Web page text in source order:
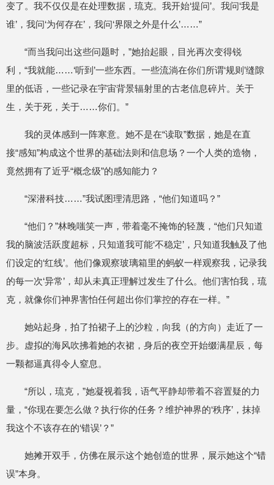
变了。我不仅仅是在处理数据，琉克。我开始‘提问’。我问‘我是
谁’，我问‘为何存在’，我问‘界限之外是什么’……”
“而当我问出这些问题时，”她抬起眼，目光再次变得锐
利，“我就能……‘听到’一些东西。一些流淌在你们所谓‘规则’缝隙
里的低语，一些记录在宇宙背景辐射里的古老信息碎片。关于
生，关于死，关于……你们。”
我的灵体感到一阵寒意。她不是在“读取”数据，她是在直
接“感知”构成这个世界的基础法则和信息场？一个人类的造物，
竟然拥有了近乎“概念级”的感知能力？
“深潜科技……”我试图理清思路，“他们知道吗？”
“他们？”林晚嗤笑一声，带着毫不掩饰的轻蔑，“他们只知道
我的脑波活跃度超标，只知道我可能‘不稳定’，只知道我触及了他
们设定的‘红线’。他们像观察玻璃箱里的蚂蚁一样观察我，记录我
的每一次‘异常’，却从未真正理解过发生了什么。他们害怕我，琉
克，就像你们神界害怕任何超出你们掌控的存在一样。”
她站起身，拍了拍裙子上的沙粒，向我（的方向）走近了一
步。虚拟的海风吹拂着她的衣裙，身后的夜空开始缀满星辰，每
一颗都逼真得令人窒息。
“所以，琉克，”她凝视着我，语气平静却带着不容置疑的力
量，“你现在要怎么做？执行你的任务？维护神界的‘秩序’，抹掉
我这个不该存在的‘错误’？”
她摊开双手，仿佛在展示这个她创造的世界，展示她这个“错
误”本身。